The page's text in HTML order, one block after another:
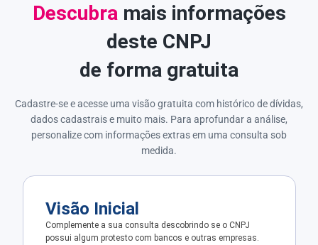
Descubramais informações
deste CNPJ
de forma gratuita
Cadastre-se e acesse uma visão gratuita com histórico de dívidas,
dados cadastrais e muito mais. Para aprofundar a análise,
personalize com informações extras em uma consulta sob
medida.
Visão Inicial
Complemente a sua consulta descobrindo se o CNPJ
possui algum protesto com bancos e outras empresas.